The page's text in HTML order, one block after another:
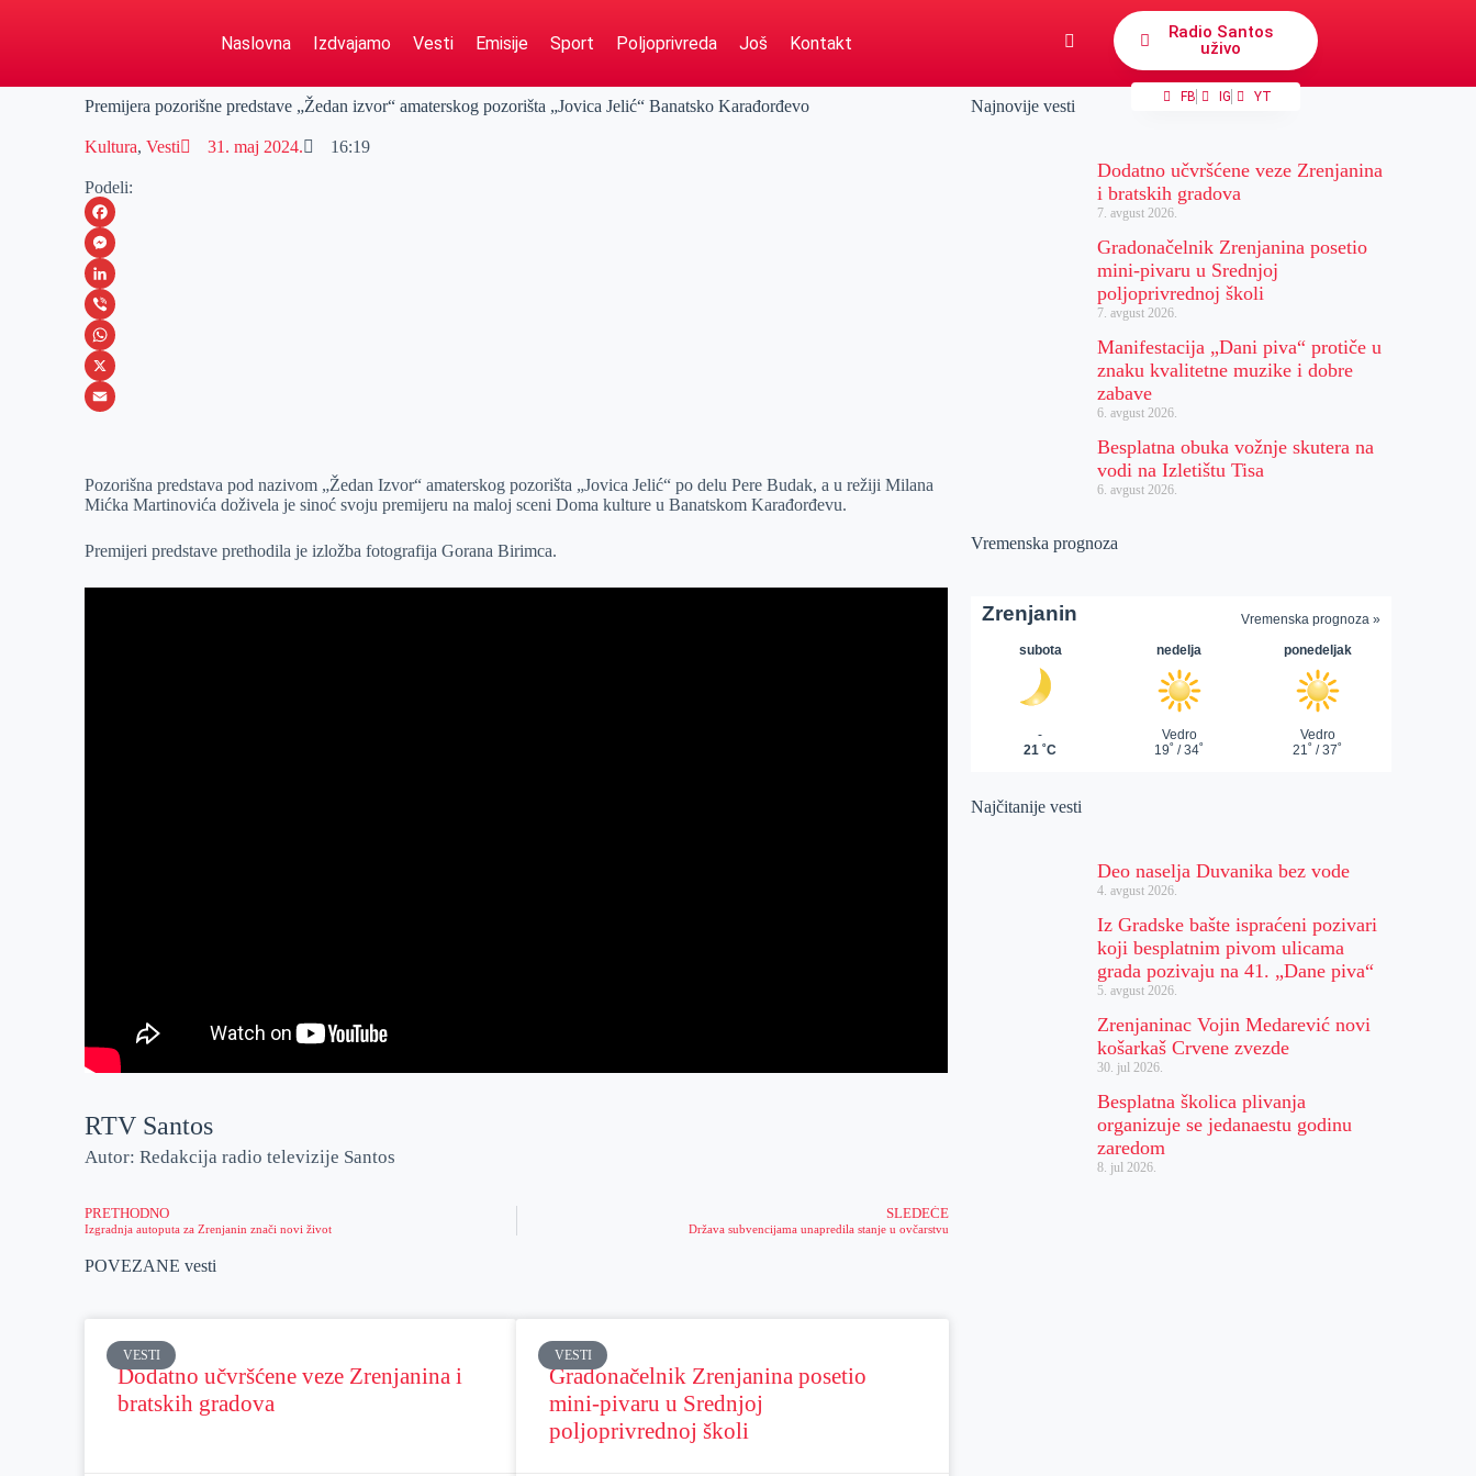
Naslovna Izdvajamo Vesti Emisije Sport Poljoprivreda Još Kontakt
Radio Santos
uživo
FB IG YT
Premijera pozorišne predstave „Žedan izvor“ amaterskog pozorišta „Jovica Jelić“ Banatsko Karađorđevo
Kultura,Vesti 31. maj 2024. 16:19
Podeli:
F
a
c
e
b
o
M
e
s
s
e
e
L
i
n
k
I
V
i
b
W
h
s
p
X
a
l
Pozorišna predstava pod nazivom „Žedan Izvor“ amaterskog pozorišta „Jovica Jelić“ po delu Pere Budak, a u režiji Milana
Mićka Martinovića doživela je sinoć svoju premijeru na maloj sceni Doma kulture u Banatskom Karađorđevu.
Premijeri predstave prethodila je izložba fotografija Gorana Birimca.
RTV Santos
Autor: Redakcija radio televizije Santos
PRETHODNO
Izgradnja autoputa za Zrenjanin znači novi život
SLEDEĆE
Država subvencijama unapredila stanje u ovčarstvu
POVEZANE vesti
VESTI
Dodatno učvršćene veze Zrenjanina i
bratskih gradova
VESTI
Gradonačelnik Zrenjanina posetio
mini-pivaru u Srednjoj
poljoprivrednoj školi
Najnovije vesti
Dodatno učvršćene veze Zrenjanina
i bratskih gradova
7. avgust 2026.
Gradonačelnik Zrenjanina posetio
mini-pivaru u Srednjoj
poljoprivrednoj školi
7. avgust 2026.
Manifestacija „Dani piva“ protiče u
znaku kvalitetne muzike i dobre
zabave
6. avgust 2026.
Besplatna obuka vožnje skutera na
vodi na Izletištu Tisa
6. avgust 2026.
Vremenska prognoza
Najčitanije vesti
Deo naselja Duvanika bez vode
4. avgust 2026.
Iz Gradske bašte ispraćeni pozivari
koji besplatnim pivom ulicama
grada pozivaju na 41. „Dane piva“
5. avgust 2026.
Zrenjaninac Vojin Medarević novi
košarkaš Crvene zvezde
30. jul 2026.
Besplatna školica plivanja
organizuje se jedanaestu godinu
zaredom
8. jul 2026.